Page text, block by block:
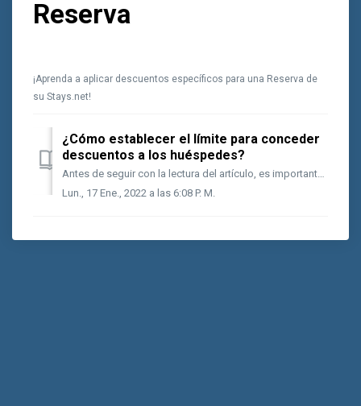
Reserva
¡Aprenda a aplicar descuentos específicos para una Reserva de
su Stays.net!
¿Cómo establecer el límite para conceder
descuentos a los huéspedes?
Antes de seguir con la lectura del artículo, es importante que ya sepa cómo realizar la acción siguiente en su Stays.net: ¿Cómo conceder descuentos a lo...
Lun., 17 Ene., 2022 a las 6:08 P. M.